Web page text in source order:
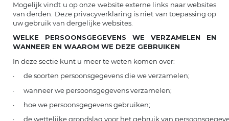
Mogelijk vindt u op onze website externe links naar websites
van derden. Deze privacyverklaring is niet van toepassing op
uw gebruik van dergelijke websites.
WELKE PERSOONSGEGEVENS WE VERZAMELEN EN
WANNEER EN WAAROM WE DEZE GEBRUIKEN
In deze sectie kunt u meer te weten komen over:
· de soorten persoonsgegevens die we verzamelen;
· wanneer we persoonsgegevens verzamelen;
· hoe we persoonsgegevens gebruiken;
· de wettelijke grondslag voor het gebruik van